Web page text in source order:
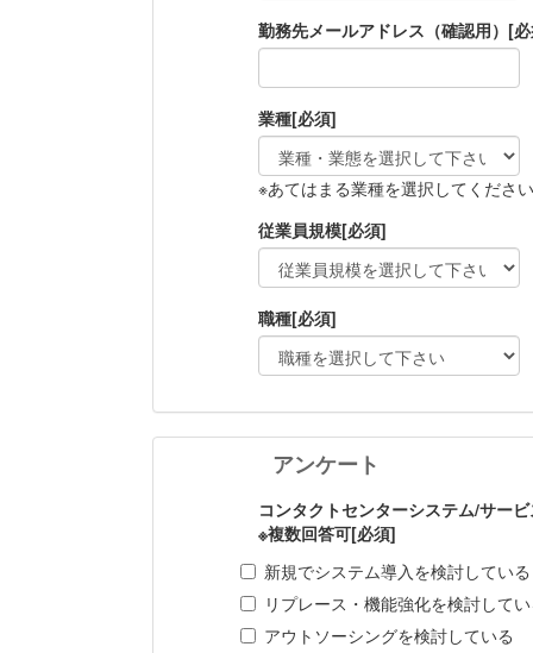
勤務先メールアドレス（確認用） [
業種[必須]
※あてはまる業種を選択してください
従業員規模[必須]
職種[必須]
アンケート
コンタクトセンターシステム/サー
※複数回答可[必須]
新規でシステム導入を検討している
リプレース・機能強化を検討して
アウトソーシングを検討している